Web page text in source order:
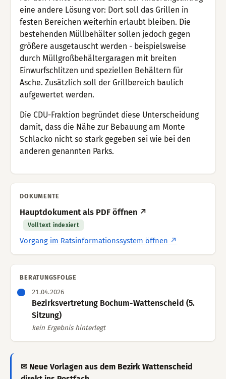
eine andere Lösung vor: Dort soll das Grillen in
festen Bereichen weiterhin erlaubt bleiben. Die
bestehenden Müllbehälter sollen jedoch gegen
größere ausgetauscht werden - beispielsweise
durch Müllgroßbehältergaragen mit breiten
Einwurfschlitzen und speziellen Behältern für
Asche. Zusätzlich soll der Grillbereich baulich
aufgewertet werden.
Die CDU-Fraktion begründet diese Unterscheidung
damit, dass die Nähe zur Bebauung am Monte
Schlacko nicht so stark gegeben sei wie bei den
anderen genannten Parks.
DOKUMENTE
Hauptdokument als PDF öffnen ↗
Volltext indexiert
Vorgang im Ratsinformationssystem öffnen ↗
BERATUNGSFOLGE
21.04.2026
Bezirksvertretung Bochum-Wattenscheid (5.
Sitzung)
kein Ergebnis hinterlegt
✉ Neue Vorlagen aus dem Bezirk Wattenscheid